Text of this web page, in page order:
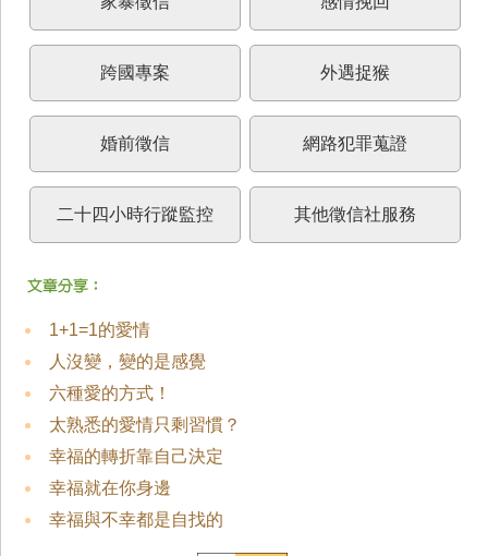
跨國專案 外遇捉猴
婚前徵信 網路犯罪蒐證
二十四小時行蹤監控 其他徵信社服務
1+1=1的愛情
人沒變，變的是感覺
六種愛的方式！
太熟悉的愛情只剩習慣？
幸福的轉折靠自己決定
幸福就在你身邊
幸福與不幸都是自找的